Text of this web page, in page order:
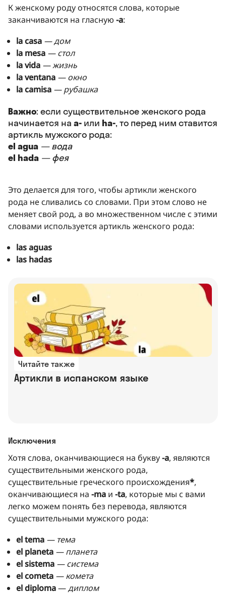
К женскому роду относятся слова, которые
заканчиваются на гласную -a:
la casa — дом
la mesa — стол
la vida — жизнь
la ventana — окно
la camisa — рубашка
Важно: если существительное женского рода
начинается на a- или ha-, то перед ним ставится
артикль мужского рода:
el agua — вода
el hada — фея
Это делается для того, чтобы артикли женского
рода не сливались со словами. При этом слово не
меняет свой род, а во множественном числе с этими
словами используется артикль женского рода:
las aguas
las hadas
Читайте также
Артикли в испанском языке
Исключения
Хотя слова, оканчивающиеся на букву-a, являются
существительными женского рода,
существительные греческого происхождения*,
оканчивающиеся на -ma и -ta, которые мы с вами
легко можем понять без перевода, являются
существительными мужского рода:
el tema — тема
el planeta — планета
el sistema — система
el cometa — комета
el diploma—диплом